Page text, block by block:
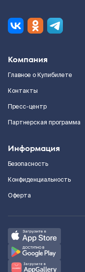
Компания
Главное о Купибилете
Контакты
Пресс-центр
Партнерская программа
Информация
Безопасность
Конфиденциальность
Оферта